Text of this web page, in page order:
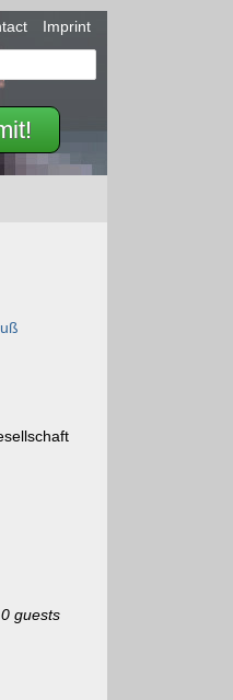
Imprint
0 guests